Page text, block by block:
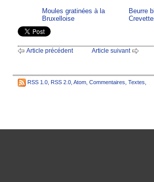
Moules gratinées à la
Bruxelloise
Beurre
Article précédent Article suivant
RSS 1.0 RSS 2.0 Atom Commentaires Textes